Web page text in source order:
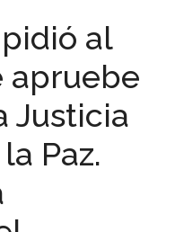
al
apruebe
Justicia
Paz.